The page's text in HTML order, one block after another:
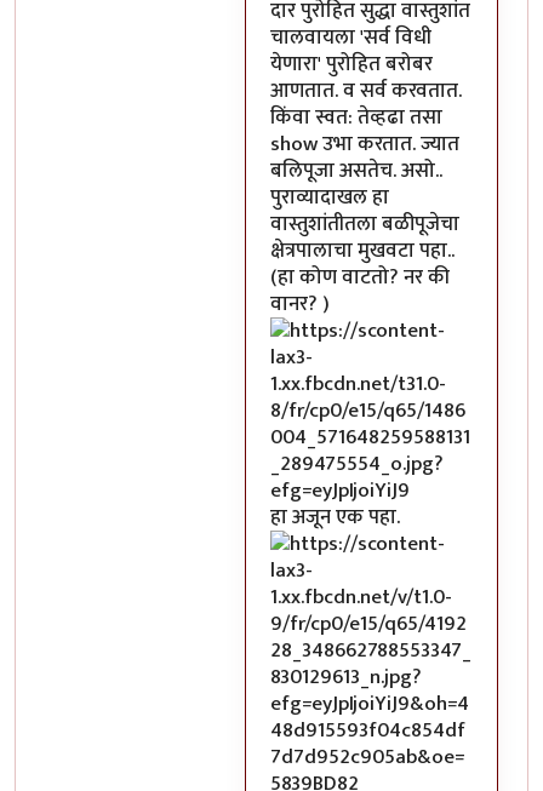
दार पुरोहित सुद्धा वास्तुशांत
चालवायला 'सर्व विधी
येणारा' पुरोहित बरोबर
आणतात. व सर्व करवतात.
किंवा स्वत: तेव्हढा तसा
show उभा करतात. ज्यात
बलिपूजा असतेच. असो..
पुराव्यादाखल हा
वास्तुशांतीतला बळीपूजेचा
क्षेत्रपालाचा मुखवटा पहा..
(हा कोण वाटतो? नर की
वानर? )
हा अजून एक पहा.